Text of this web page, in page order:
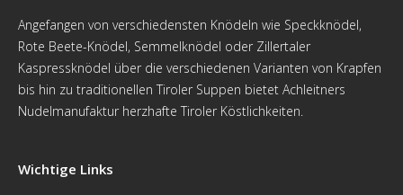
Angefangen von verschiedensten Knödeln wie Speckknödel,
Rote Beete-Knödel, Semmelknödel oder Zillertaler
Kaspressknödel über die verschiedenen Varianten von Krapfen
bis hin zu traditionellen Tiroler Suppen bietet Achleitners
Nudelmanufaktur herzhafte Tiroler Köstlichkeiten.
Wichtige Links